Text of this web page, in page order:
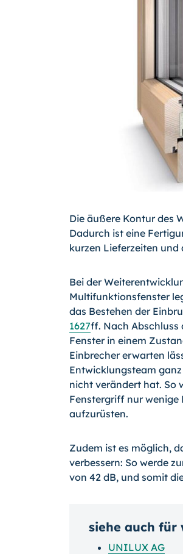
Die äußere Kontur des
Dadurch ist eine
kurzen Lieferzeiten
Bei der
Multifunktionsfenster
das Bestehen der
1627ff. Nach Abschluss
Fenster in einem
Einbrecher erwarten
Entwicklungsteam
nicht verändert hat. So
Fenstergriff nur wenige
aufzurüsten.
Zudem ist es möglich,
verbessern: So werde
von 42 dB, und somit
siehe auch
UNILUX AG